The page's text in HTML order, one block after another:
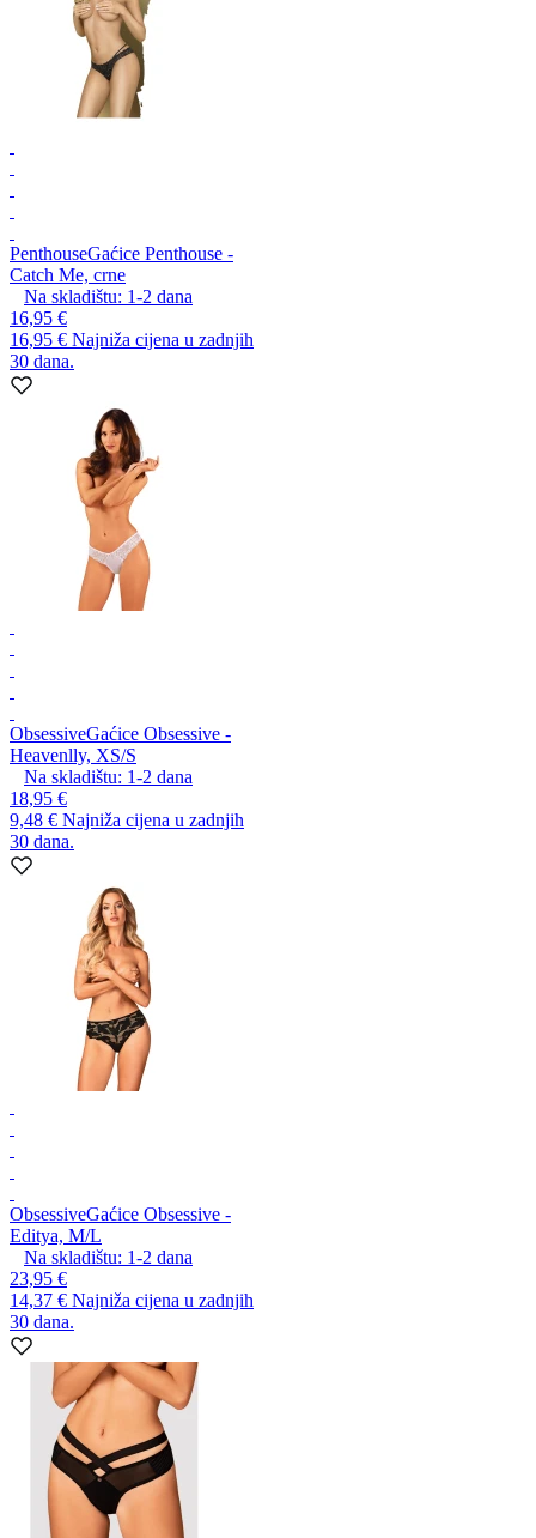
PenthouseGaćice Penthouse -
Catch Me, crne
Na skladištu: 1-2 dana
16,95 €
16,95 € Najniža cijena u zadnjih
30 dana.
ObsessiveGaćice Obsessive -
Heavenlly, XS/S
Na skladištu: 1-2 dana
18,95 €
9,48 € Najniža cijena u zadnjih
30 dana.
ObsessiveGaćice Obsessive -
Editya, M/L
Na skladištu: 1-2 dana
23,95 €
14,37 € Najniža cijena u zadnjih
30 dana.